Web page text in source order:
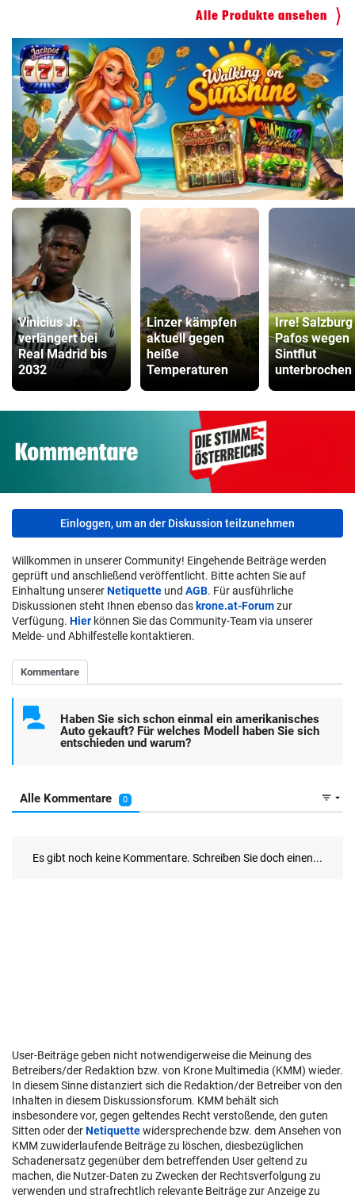
Alle Produkte ansehen
Vinicius Jr.
verlängert bei
Real Madrid bis
2032
Linzer kämpfen
aktuell gegen
heiße
Temperaturen
Irre!
Pafos wegen
Sintflut
unterbrochen
Einloggen, um an der Diskussion teilzunehmen
Willkommen in unserer Community! Eingehende Beiträge werden
geprüft und anschließend veröffentlicht. Bitte achten Sie auf
Einhaltung unsererNetiquette und AGB. Für ausführliche
Diskussionen steht Ihnen ebenso daskrone.at-Forumzur
Verfügung. Hier können Sie das Community-Team via unserer
Melde- und Abhilfestelle kontaktieren.
User-Beiträge geben nicht notwendigerweise die Meinung des
Betreibers/der Redaktion bzw. von Krone Multimedia (KMM) wieder.
In diesem Sinne distanziert sich die Redaktion/der Betreiber von den
Inhalten in diesem Diskussionsforum. KMM behält sich
insbesondere vor, gegen geltendes Recht verstoßende, den guten
Sitten oder derNetiquettewidersprechende bzw. dem Ansehen von
KMM zuwiderlaufende Beiträge zu löschen, diesbezüglichen
Schadenersatz gegenüber dem betreffenden User geltend zu
machen, die Nutzer-Daten zu Zwecken der Rechtsverfolgung zu
verwenden und strafrechtlich relevante Beiträge zur Anzeige zu